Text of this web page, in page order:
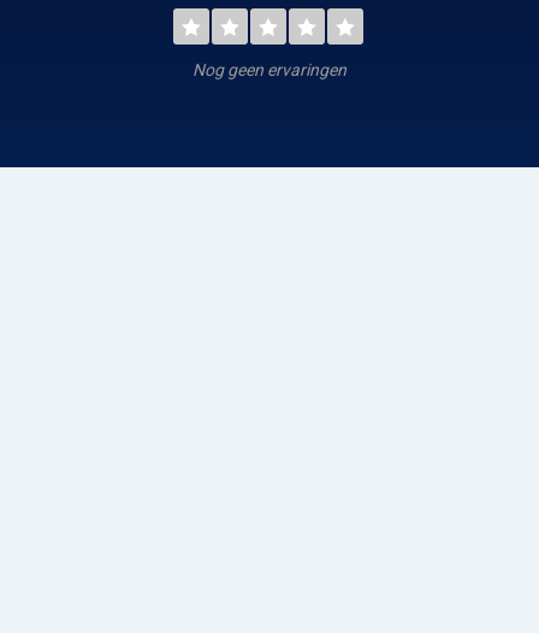
Nog geen ervaringen